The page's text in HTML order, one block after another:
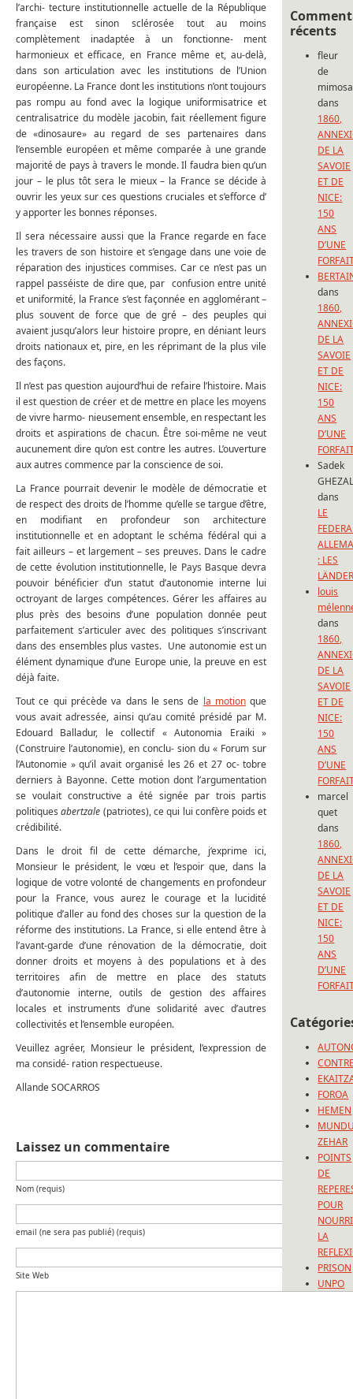
l’archi- tecture institutionnelle actuelle de la République
française est sinon sclérosée tout au moins
complètement inadaptée à un fonctionne- ment
harmonieux et efficace, en France même et, au-delà,
dans son articulation avec les institutions de l’Union
européenne. La France dont les institutions n’ont toujours
pas rompu au fond avec la logique uniformisatrice et
centralisatrice du modèle jacobin, fait réellement figure
de «dinosaure» au regard de ses partenaires dans
l’ensemble européen et même comparée à une grande
majorité de pays à travers le monde. Il faudra bien qu’un
jour – le plus tôt sera le mieux – la France se décide à
ouvrir les yeux sur ces questions cruciales et s’efforce d’
y apporter les bonnes réponses.
Il sera nécessaire aussi que la France regarde en face
les travers de son histoire et s’engage dans une voie de
réparation des injustices commises. Car ce n’est pas un
rappel passéiste de dire que, par confusion entre unité
et uniformité, la France s’est façonnée en agglomérant –
plus souvent de force que de gré – des peuples qui
avaient jusqu’alors leur histoire propre, en déniant leurs
droits nationaux et, pire, en les réprimant de la plus vile
des façons.
Il n’est pas question aujourd’hui de refaire l’histoire. Mais
il est question de créer et de mettre en place les moyens
de vivre harmo- nieusement ensemble, en respectant les
droits et aspirations de chacun. Être soi-même ne veut
aucunement dire qu’on est contre les autres. L’ouverture
aux autres commence par la conscience de soi.
La France pourrait devenir le modèle de démocratie et
de respect des droits de l’homme qu’elle se targue d’être,
en modifiant en profondeur son architecture
institutionnelle et en adoptant le schéma fédéral qui a
fait ailleurs – et largement – ses preuves. Dans le cadre
de cette évolution institutionnelle, le Pays Basque devra
pouvoir bénéficier d’un statut d’autonomie interne lui
octroyant de larges compétences. Gérer les affaires au
plus près des besoins d’une population donnée peut
parfaitement s’articuler avec des politiques s’inscrivant
dans des ensembles plus vastes. Une autonomie est un
élément dynamique d’une Europe unie, la preuve en est
déjà faite.
Tout ce qui précède va dans le sens de la motion que
vous avait adressée, ainsi qu’au comité présidé par M.
Edouard Balladur, le collectif « Autonomia Eraiki »
(Construire l’autonomie), en conclu- sion du « Forum sur
l’Autonomie » qu’il avait organisé les 26 et 27 oc- tobre
derniers à Bayonne. Cette motion dont l’argumentation
se voulait constructive a été signée par trois partis
politiquesabertzale (patriotes), ce qui lui confère poids et
crédibilité.
Dans le droit fil de cette démarche, j’exprime ici,
Monsieur le président, le vœu et l’espoir que, dans la
logique de votre volonté de changements en profondeur
pour la France, vous aurez le courage et la lucidité
politique d’aller au fond des choses sur la question de la
réforme des institutions. La France, si elle entend être à
l’avant-garde d’une rénovation de la démocratie, doit
donner droits et moyens à des populations et à des
territoires afin de mettre en place des statuts
d’autonomie interne, outils de gestion des affaires
locales et instruments d’une solidarité avec d’autres
collectivités et l’ensemble européen.
Veuillez agréer, Monsieur le président, l’expression de
ma considé- ration respectueuse.
Allande SOCARROS
Laissez un commentaire
Nom (requis)
email (ne sera pas publié) (requis)
Site Web
récents
fleur
de
mimosa
dans
1860,
DE LA
SAVOIE
ET DE
NICE:
150
ANS
D’UNE
dans
1860,
DE LA
SAVOIE
ET DE
NICE:
150
ANS
D’UNE
Sadek
dans
LE
: LES
louis
dans
1860,
DE LA
SAVOIE
ET DE
NICE:
150
ANS
D’UNE
marcel
quet
dans
1860,
DE LA
SAVOIE
ET DE
NICE:
150
ANS
D’UNE
FOROA
HEMEN
ZEHAR
POINTS
DE
POUR
LA
PRISON
UNPO